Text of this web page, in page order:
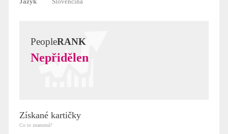
PeopleRANK
Nepřidělen
Získané kartičky
Co to znamená?